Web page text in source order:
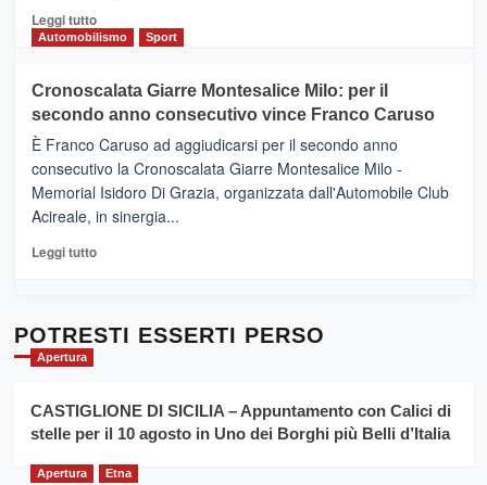
Gusto,
il
tra
sapori
vicoli
medievali
Leggi tuttoLeggi
di
Mondello
(Palermo)
–
“E
adesso
Pasta
–
Sicilia
l’
evento
la
filiera
grano
Automobilismo Sport
Cronoscalata Giarre Montesalice Milo: per il
secondo anno consecutivo vince Franco Caruso
È Franco Caruso ad aggiudicarsi per il secondo anno
consecutivo la Cronoscalata Giarre Montesalice Milo -
Memorial Isidoro Di Grazia, organizzata dall'Automobile Club
Acireale, in sinergia...
Leggi tuttoLeggi
Cronoscalata
per
il
anno
POTRESTI ESSERTI PERSO
Apertura
CASTIGLIONE DI SICILIA – Appuntamento con Calici di
stelle per il 10 agosto in Uno dei Borghi più Belli d’Italia
Apertura Etna